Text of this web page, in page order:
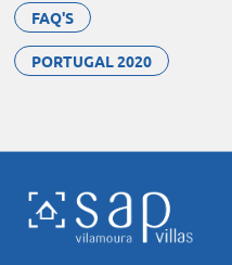
FAQ'S
PORTUGAL 2020